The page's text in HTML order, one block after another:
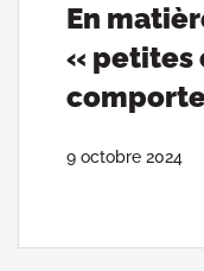
En
« petites
9 octobre 2024